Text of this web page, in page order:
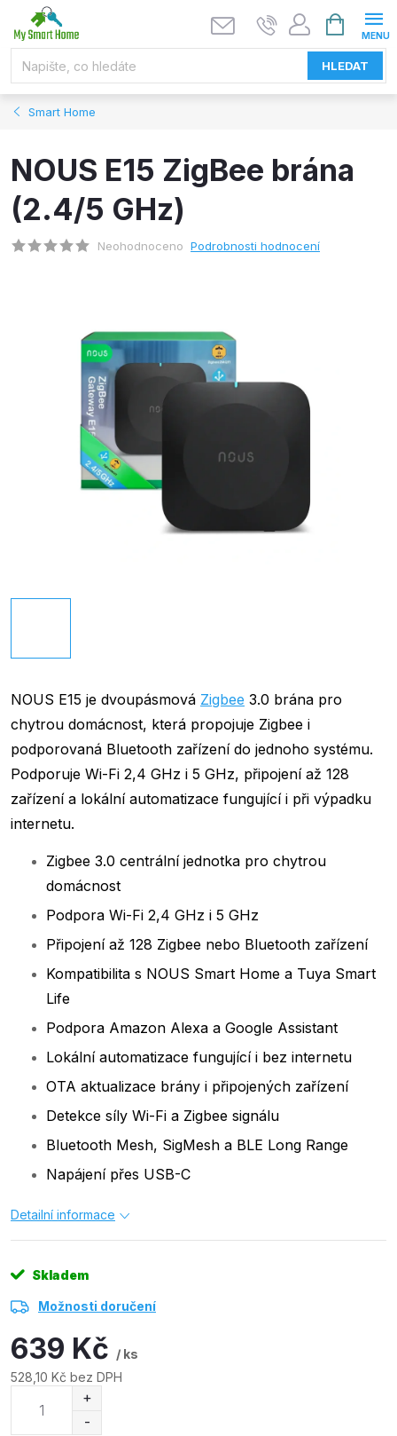
HLEDAT
NÁKUPNÍ
KOŠÍK
Smart Home
NOUS E15 ZigBee brána
(2.4/5 GHz)
Neohodnoceno Podrobnosti hodnocení
NOUS E15 je dvoupásmová Zigbee 3.0 brána pro
chytrou domácnost, která propojuje Zigbee i
podporovaná Bluetooth zařízení do jednoho systému.
Podporuje Wi-Fi 2,4 GHz i 5 GHz, připojení až 128
zařízení a lokální automatizace fungující i při výpadku
internetu.
Zigbee 3.0 centrální jednotka pro chytrou
domácnost
Podpora Wi-Fi 2,4 GHz i 5 GHz
Připojení až 128 Zigbee nebo Bluetooth zařízení
Kompatibilita s NOUS Smart Home a Tuya Smart
Life
Podpora Amazon Alexa a Google Assistant
Lokální automatizace fungující i bez internetu
OTA aktualizace brány i připojených zařízení
Detekce síly Wi-Fi a Zigbee signálu
Bluetooth Mesh, SigMesh a BLE Long Range
Napájení přes USB-C
Detailní informace
Skladem
Možnosti doručení
639 Kč / ks
528,10 Kč bez DPH